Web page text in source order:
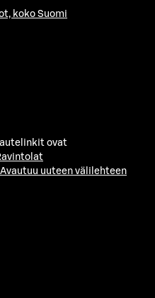
koko Suomi
ovat
Avautuu uuteen välilehteen